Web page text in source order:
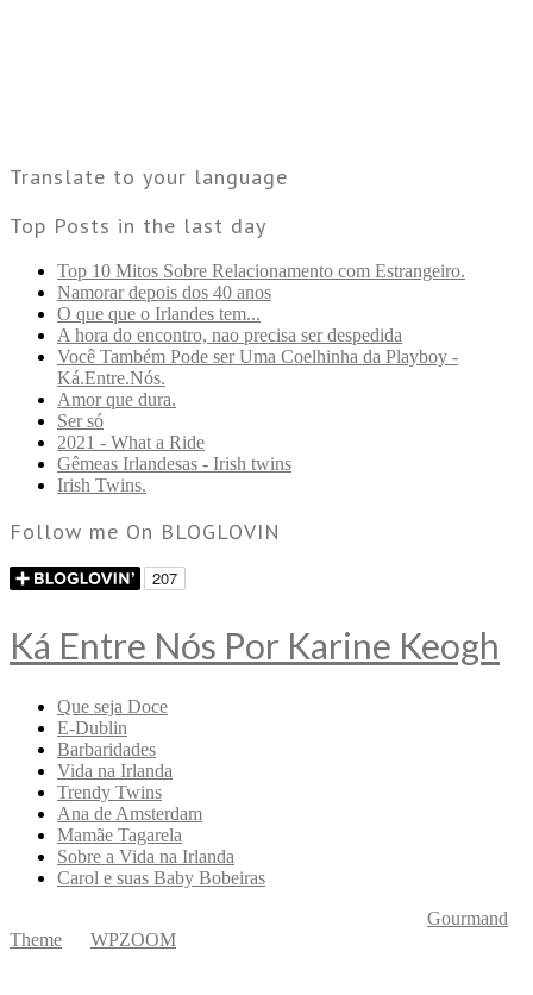
Translate to your language
Top Posts in the last day
Top 10 Mitos Sobre Relacionamento com Estrangeiro.
Namorar depois dos 40 anos
O que que o Irlandes tem...
A hora do encontro, nao precisa ser despedida
Você Também Pode ser Uma Coelhinha da Playboy -
Ká.Entre.Nós.
Amor que dura.
Ser só
2021 - What a Ride
Gêmeas Irlandesas - Irish twins
Irish Twins.
Follow me On BLOGLOVIN
Ká Entre Nós Por Karine Keogh
Que seja Doce
E-Dublin
Barbaridades
Vida na Irlanda
Trendy Twins
Ana de Amsterdam
Mamãe Tagarela
Sobre a Vida na Irlanda
Carol e suas Baby Bobeiras
Gourmand
Theme
WPZOOM